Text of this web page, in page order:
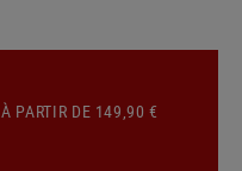
À PARTIR DE 149,90 €